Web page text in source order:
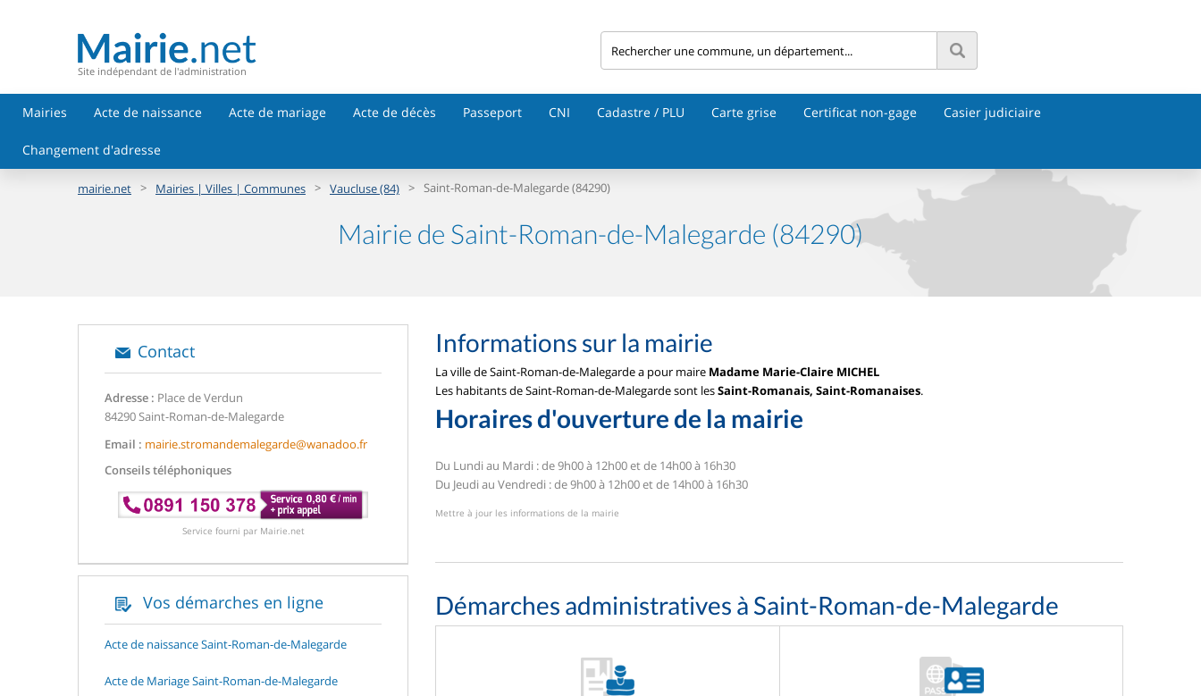
Site indépendant de l'administration
Mairies Acte de naissance Acte de mariage Acte de décès Passeport CNI Cadastre / PLU Carte grise Certificat non-gage Casier judiciaire
Changement d'adresse
mairie.net > Mairies | Villes | Communes > Vaucluse (84) > Saint-Roman-de-Malegarde (84290)
Mairie de Saint-Roman-de-Malegarde (84290)
Contact
Adresse : Place de Verdun
84290 Saint-Roman-de-Malegarde
Email : mairie.stromandemalegarde@wanadoo.fr
Conseils téléphoniques
Service fourni par Mairie.net
Vos démarches en ligne
Acte de naissance Saint-Roman-de-Malegarde
Acte de Mariage Saint-Roman-de-Malegarde
Informations sur la mairie
La ville de Saint-Roman-de-Malegarde a pour maire Madame Marie-Claire MICHEL
Les habitants de Saint-Roman-de-Malegarde sont lesSaint-Romanais, Saint-Romanaises.
Horaires d'ouverture de la mairie
Du Lundi au Mardi : de 9h00 à 12h00 et de 14h00 à 16h30
Du Jeudi au Vendredi : de 9h00 à 12h00 et de 14h00 à 16h30
Mettre à jour les informations de la mairie
Démarches administratives à Saint-Roman-de-Malegarde